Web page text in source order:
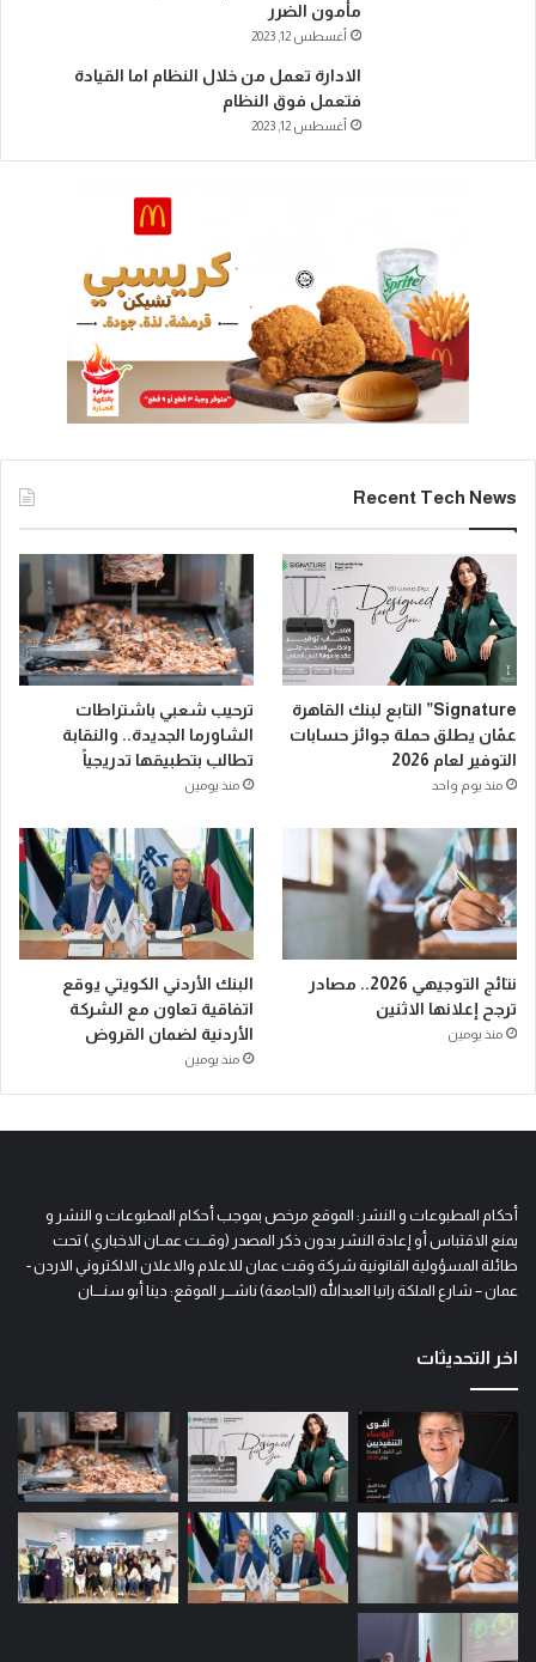
مأمون الضرر
أغسطس 12, 2023
الادارة تعمل من خلال النظام اما القيادة
فتعمل فوق النظام
أغسطس 12, 2023
Recent Tech News
Signature” التابع لبنك القاهرة
عمّان يطلق حملة جوائز حسابات
التوفير لعام 2026
منذ يوم واحد
ترحيب شعبي باشتراطات
الشاورما الجديدة.. والنقابة
تطالب بتطبيقها تدريجياً
منذ يومين
نتائج التوجيهي 2026.. مصادر
ترجح إعلانها الاثنين
منذ يومين
البنك الأردني الكويتي يوقع
اتفاقية تعاون مع الشركة
الأردنية لضمان القروض
منذ يومين
أحكام المطبوعات و النشر: الموقع مرخص بموجب أحكام المطبوعات و النشر و
يمنع الاقتباس أو إعادة النشر بدون ذكر المصدر (وقـــت عمــان الاخباري ) تحت
طائلة المسؤولية القانونية شركة وقت عمان للاعلام والاعلان الالكتروني الاردن -
عمان – شارع الملكة رانيا العبدالله (الجامعة) ناشـــر الموقع: دينا أبو سنــــان
اخر التحديثات